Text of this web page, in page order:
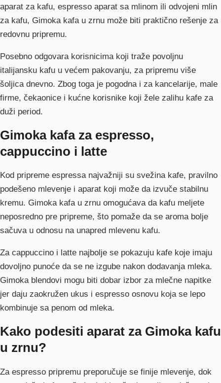
aparat za kafu, espresso aparat sa mlinom ili odvojeni mlin
za kafu, Gimoka kafa u zrnu može biti praktično rešenje za
redovnu pripremu.
Posebno odgovara korisnicima koji traže povoljnu
italijansku kafu u većem pakovanju, za pripremu više
šoljica dnevno. Zbog toga je pogodna i za kancelarije, male
firme, čekaonice i kućne korisnike koji žele zalihu kafe za
duži period.
Gimoka kafa za espresso,
cappuccino i latte
Kod pripreme espressa najvažniji su svežina kafe, pravilno
podešeno mlevenje i aparat koji može da izvuče stabilnu
kremu. Gimoka kafa u zrnu omogućava da kafu meljete
neposredno pre pripreme, što pomaže da se aroma bolje
sačuva u odnosu na unapred mlevenu kafu.
Za cappuccino i latte najbolje se pokazuju kafe koje imaju
dovoljno punoće da se ne izgube nakon dodavanja mleka.
Gimoka blendovi mogu biti dobar izbor za mlečne napitke
jer daju zaokružen ukus i espresso osnovu koja se lepo
kombinuje sa penom od mleka.
Kako podesiti aparat za Gimoka kafu
u zrnu?
Za espresso pripremu preporučuje se finije mlevenje, dok